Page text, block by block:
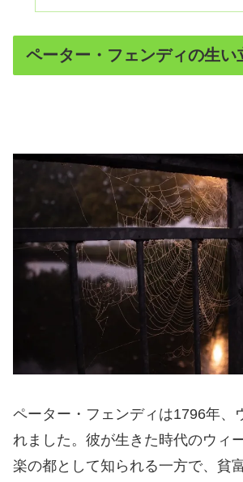
ペーター・フェンディの生い
ペーター・フェンディは1796年、
れました。彼が生きた時代のウィ
楽の都として知られる一方で、貧